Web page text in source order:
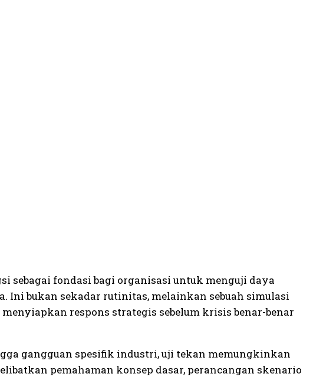
sebagai fondasi bagi organisasi untuk menguji daya
Ini bukan sekadar rutinitas, melainkan sebuah simulasi
respons strategis sebelum krisis benar-benar
gangguan spesifik industri, uji tekan memungkinkan
pemahaman konsep dasar, perancangan skenario